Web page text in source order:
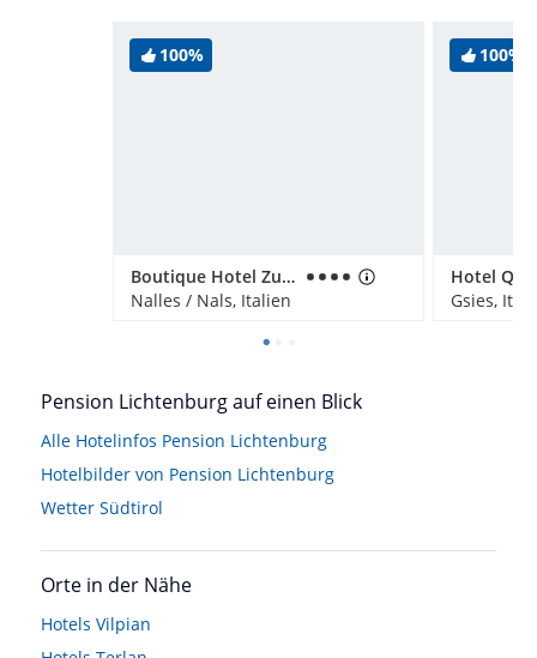
100%
Boutique Hotel Zum Rosenbaum
Nalles / Nals, Italien
100%
Gsies,
Pension Lichtenburg auf einen Blick
Alle Hotelinfos Pension Lichtenburg
Hotelbilder von Pension Lichtenburg
Wetter Südtirol
Orte in der Nähe
Hotels Vilpian